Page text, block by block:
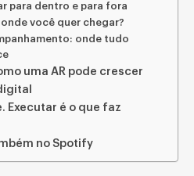
para dentro e para fora
você quer chegar?
onde tudo
uma AR pode crescer
Executar é o que faz
no Spotify